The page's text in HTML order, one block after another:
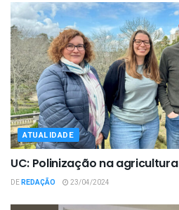
ATUALIDADE
UC: Polinização na agricultura
DEREDAÇÃO 23/04/2024